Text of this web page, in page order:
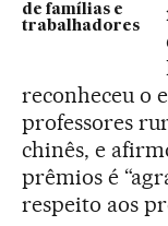
de famílias e
trabalhadores
reconheceu o
professores
chinês, e
prêmios é
respeito aos